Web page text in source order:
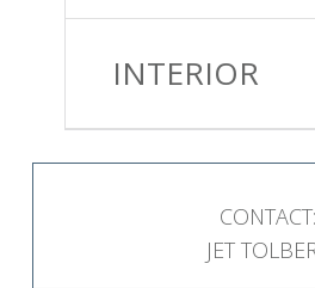
INTERIOR
CONTACT:
JET